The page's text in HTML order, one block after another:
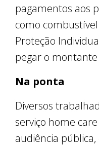
pagamentos aos
como
Proteção
pegar o montante
Na ponta
Diversos
serviço home
audiência